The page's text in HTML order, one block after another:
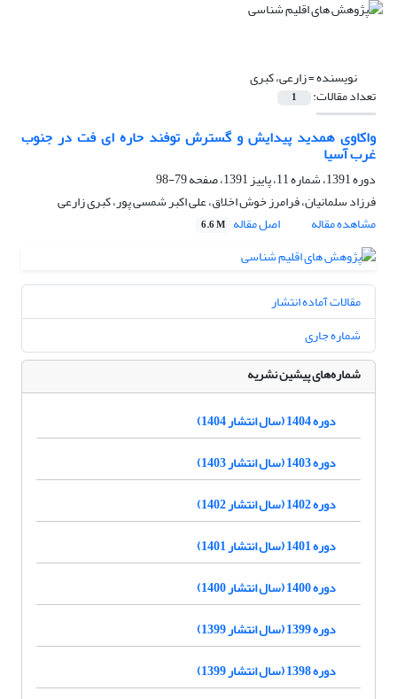
نویسنده =زارعی، کبری
تعداد مقالات: 1
واکاوی همدید پیدایش و گسترش توفند حاره ای فت در جنوب
غرب آسیا
دوره 1391، شماره 11، پاییز 1391، صفحه
79-98
فرزاد سلمانیان، فرامرز خوش اخلاق، علی اکبر شمسی پور، کبری زارعی
مشاهده مقاله
اصل مقاله 6.6 M
مقالات آماده انتشار
شماره جاری
شماره‌های پیشین نشریه
دوره 1404 (سال انتشار 1404)
دوره 1403 (سال انتشار 1403)
دوره 1402 (سال انتشار 1402)
دوره 1401 (سال انتشار 1401)
دوره 1400 (سال انتشار 1400)
دوره 1399 (سال انتشار 1399)
دوره 1398 (سال انتشار 1399)